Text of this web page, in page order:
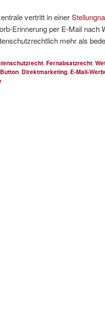
vertritt in einer
Erinnerung per E-Mail nach
mehr als
, Fernabsatzrecht,
, Direktmarketing, E-Mail-